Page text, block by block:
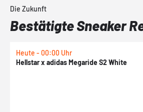
Die Zukunft
Bestätigte Sneaker
Heute - 00:00 Uhr
Hellstar x adidas Megaride S2 White